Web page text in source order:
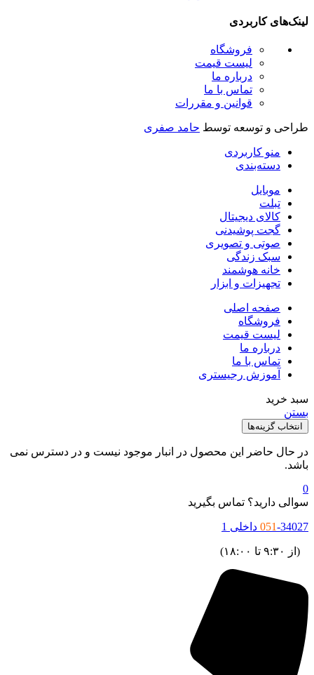
لینک‌های کاربردی
فروشگاه
لیست قیمت
درباره ما
تماس با ما
قوانین و مقررات
طراحی و توسعه توسط حامد صفری
منو کاربردی
دسته‌بندی
موبایل
تبلت
کالای دیجیتال
گجت پوشیدنی
صوتی و تصویری
سبک زندگی
خانه هوشمند
تجهیزات و ابزار
صفحه اصلی
فروشگاه
لیست قیمت
درباره ما
تماس با ما
آموزش رجیستری
سبد خرید
بستن
انتخاب گزینه‌ها
در حال حاضر این محصول در انبار موجود نیست و در دسترس نمی
باشد.
0
سوالی دارید؟ تماس بگیرید
051-34027 داخلی 1
(از ۹:۳۰ تا ۱۸:۰۰)